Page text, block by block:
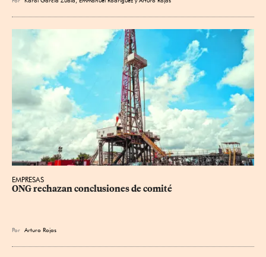
EMPRESAS
ONG rechazan conclusiones de comité
Por Arturo Rojas